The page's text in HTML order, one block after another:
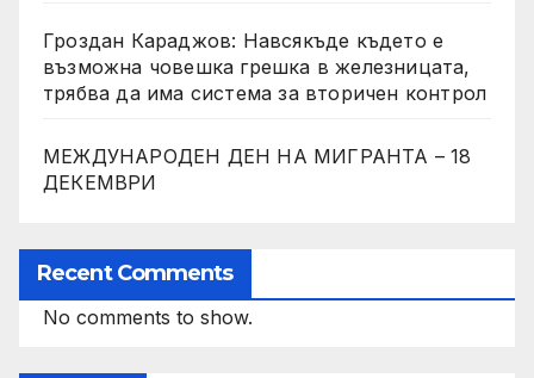
Гроздан Караджов: Навсякъде където е
възможна човешка грешка в железницата,
трябва да има система за вторичен контрол
МЕЖДУНАРОДЕН ДЕН НА МИГРАНТА – 18
ДЕКЕМВРИ
Recent Comments
No comments to show.